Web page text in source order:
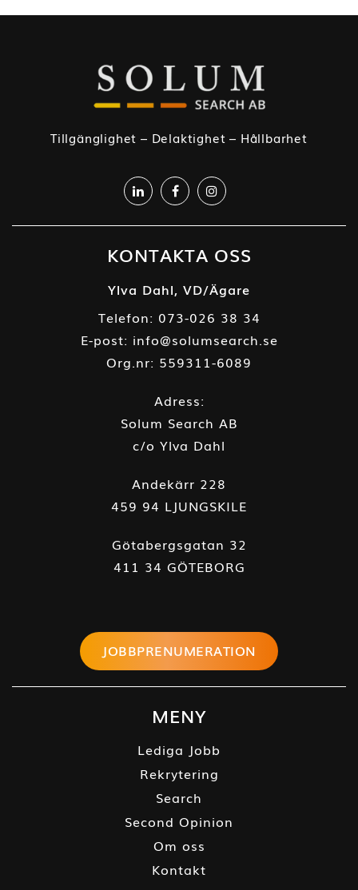
Tillgänglighet – Delaktighet – Hållbarhet
KONTAKTA OSS
Ylva Dahl, VD/Ägare
Telefon: 073-026 38 34
E-post: info@solumsearch.se
Org.nr: 559311-6089
Adress:
Solum Search AB
c/o Ylva Dahl
Andekärr 228
459 94 LJUNGSKILE
Götabergsgatan 32
411 34 GÖTEBORG
JOBBPRENUMERATION
MENY
Lediga Jobb
Rekrytering
Search
Second Opinion
Om oss
Kontakt